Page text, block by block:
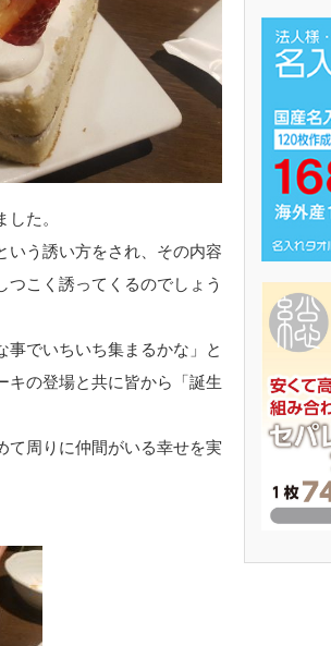
た。
う誘い方をされ、その内容
こく誘ってくるのでしょう
でいちいち集まるかな」と
キの登場と共に皆から「誕生
て周りに仲間がいる幸せを実